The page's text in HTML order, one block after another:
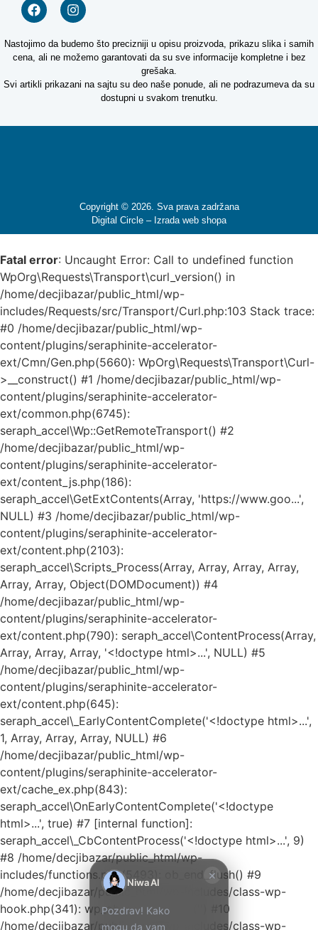
Nastojimo da budemo što precizniji u opisu proizvoda, prikazu slika i samih
cena, ali ne možemo garantovati da su sve informacije kompletne i bez
grešaka.
Svi artikli prikazani na sajtu su deo naše ponude, ali ne podrazumeva da su
dostupni u svakom trenutku.
Copyright © 2026. Sva prava zadržana
Digital Circle – Izrada web shopa
Kako mogu da
pomognem?
Zdravo! Ja sam
Niwa Ai
Asistent. Pitajte
me šta god o
ovom sajtu ili
mogu da
pomognem.
Fatal error: Uncaught Error: Call to undefined function
WpOrg\Requests\Transport\curl_version() in
/home/decjibazar/public_html/wp-
includes/Requests/src/Transport/Curl.php:103 Stack trace:
#0 /home/decjibazar/public_html/wp-
content/plugins/seraphinite-accelerator-
ext/Cmn/Gen.php(5660): WpOrg\Requests\Transport\Curl-
>__construct() #1 /home/decjibazar/public_html/wp-
content/plugins/seraphinite-accelerator-
ext/common.php(6745):
seraph_accel\Wp::GetRemoteTransport() #2
/home/decjibazar/public_html/wp-
content/plugins/seraphinite-accelerator-
ext/content_js.php(186):
seraph_accel\GetExtContents(Array, 'https://www.goo...',
NULL) #3 /home/decjibazar/public_html/wp-
content/plugins/seraphinite-accelerator-
ext/content.php(2103):
seraph_accel\Scripts_Process(Array, Array, Array, Array,
Array, Array, Object(DOMDocument)) #4
/home/decjibazar/public_html/wp-
content/plugins/seraphinite-accelerator-
ext/content.php(790): seraph_accel\ContentProcess(Array,
Array, Array, Array, '<!doctype html>...', NULL) #5
/home/decjibazar/public_html/wp-
content/plugins/seraphinite-accelerator-
ext/content.php(645):
seraph_accel\_EarlyContentComplete('<!doctype html>...',
1, Array, Array, Array, NULL) #6
/home/decjibazar/public_html/wp-
content/plugins/seraphinite-accelerator-
ext/cache_ex.php(843):
seraph_accel\OnEarlyContentComplete('<!doctype
html>...', true) #7 [internal function]:
seraph_accel\_CbContentProcess('<!doctype html>...', 9)
#8 /home/decjibazar/public_html/wp-
includes/functions.php(5493): ob_end_flush() #9
/home/decjibazar/public_html/wp-includes/class-wp-
hook.php(341): wp_ob_end_flush_all('') #10
/home/decjibazar/public_html/wp-includes/class-wp-
×
Niwa AI
Pozdrav! Kako
mogu da vam